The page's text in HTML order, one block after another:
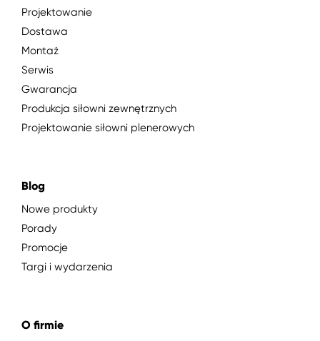
Projektowanie
Dostawa
Montaż
Serwis
Gwarancja
Produkcja siłowni zewnętrznych
Projektowanie siłowni plenerowych
Blog
Nowe produkty
Porady
Promocje
Targi i wydarzenia
O firmie